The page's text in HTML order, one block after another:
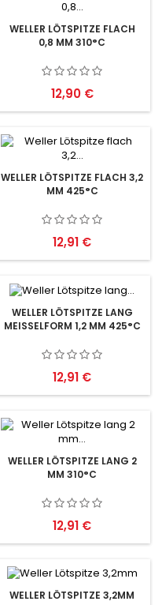
WELLER LÖTSPITZE FLACH
0,8 MM 310°C
Preis
12,90 €
WELLER LÖTSPITZE FLACH 3,2
MM 425°C
Preis
12,91 €
WELLER LÖTSPITZE LANG
MEISSELFORM 1,2 MM 425°C
Preis
12,91 €
WELLER LÖTSPITZE LANG 2
MM 310°C
Preis
12,91 €
WELLER LÖTSPITZE 3,2MM